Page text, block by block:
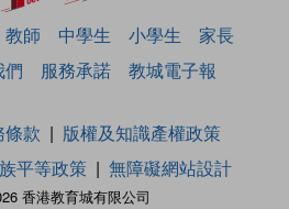
教師 中學生 小學生
家長
們 服務承諾 教城電子報
香港教育城有限公司
條款
版權及知識產權政策
平等政策 無障礙網站設計